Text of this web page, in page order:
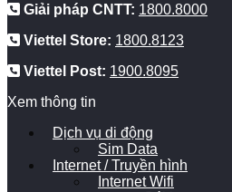
Giải pháp CNTT: 1800.8000
Viettel Store: 1800.8123
Viettel Post: 1900.8095
Xem thông tin
Dịch vụ di động
Sim Data
Internet / Truyền hình
Internet Wifi